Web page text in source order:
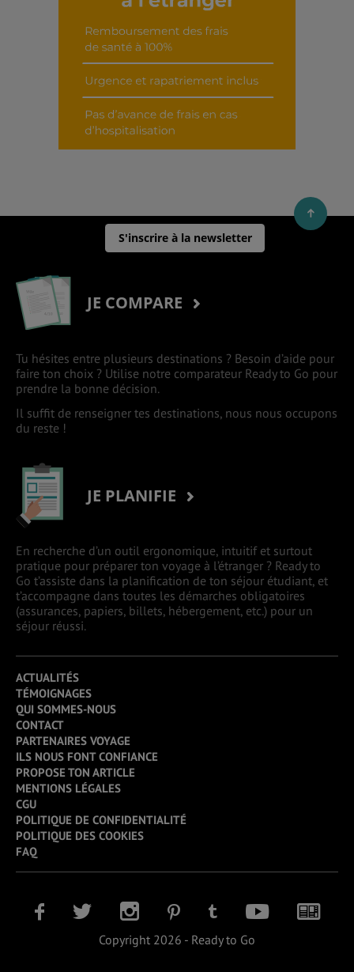
S'inscrire à la newsletter
JE COMPARE
Tu hésites entre plusieurs destinations ? Besoin d’aide pour
faire ton choix ? Utilise notre comparateur Ready to Go pour
prendre la bonne décision.
Il suffit de renseigner tes destinations, nous nous occupons
du reste !
JE PLANIFIE
En recherche d’un outil ergonomique, intuitif et surtout
pratique pour préparer ton voyage à l’étranger ? Ready to
Go t’assiste dans la planification de ton séjour étudiant, et
t’accompagne dans toutes les démarches obligatoires
(assurances, papiers, billets, hébergement, etc.) pour un
séjour réussi.
ACTUALITÉS
TÉMOIGNAGES
QUI SOMMES-NOUS
CONTACT
PARTENAIRES VOYAGE
ILS NOUS FONT CONFIANCE
PROPOSE TON ARTICLE
MENTIONS LÉGALES
CGU
POLITIQUE DE CONFIDENTIALITÉ
POLITIQUE DES COOKIES
FAQ
Copyright 2026 - Ready to Go